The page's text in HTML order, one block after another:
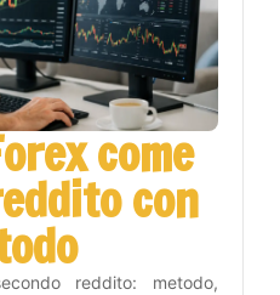
come
con
reddito: metodo,